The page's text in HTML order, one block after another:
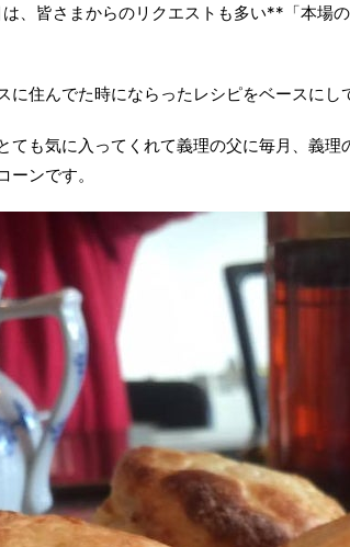
、皆さまからのリクエストも多い**「本場
住んでた時にならったレシピをベースにし
ても気に入ってくれて義理の父に毎月、義
ンです。